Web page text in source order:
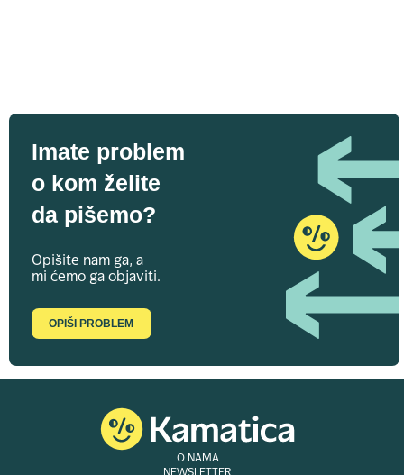
Imate problem
o kom želite
da pišemo?
Opišite nam ga, a
mi ćemo ga objaviti.
OPIŠI PROBLEM
O NAMA